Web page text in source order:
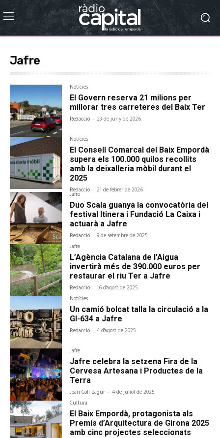
Jafre
Notícies
El Govern reserva 21 milions per
millorar tres carreteres del Baix Ter
Redacció - 23 de juny de 2026
Notícies
El Consell Comarcal del Baix Empordà
supera els 100.000 quilos recollits
amb la deixalleria mòbil durant el
2025
Redacció - 21 de febrer de 2026
Jafre
Duo Scala guanya la convocatòria del
festival Itinera i Fundació La Caixa i
actuarà a Jafre
Redacció - 9 de setembre de 2025
Jafre
L’Agència Catalana de l’Aigua
invertirà més de 390.000 euros per
restaurar el riu Ter a Jafre
Redacció - 16 d'agost de 2025
Notícies
Un camió bolcat talla la circulació a la
GI-634 a Jafre
Redacció - 4 d'agost de 2025
Jafre
Jafre celebra la setzena Fira de la
Cervesa Artesana i Productes de la
Terra
Joan Coll Bagur - 4 de juliol de 2025
Cultura
El Baix Empordà, protagonista als
Premis d’Arquitectura de Girona 2025
amb cinc projectes seleccionats